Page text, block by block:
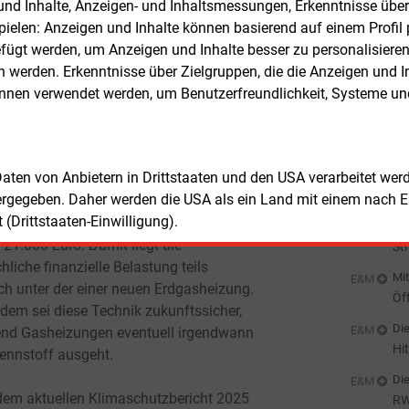
Inhalte, Anzeigen- und Inhaltsmessungen, Erkenntnisse
Anzeigen und Inhalte können basierend auf einem Profil
werden, um Anzeigen und Inhalte besser zu
werden. Erkenntnisse über Zielgruppen, die die Anzeigen und
verwendet werden, um Benutzerfreundlichkeit, Systeme
von Anbietern in Drittstaaten und den USA verarbeitet
Daher werden die USA als ein Land mit einem nach
(Drittstaaten-Einwilligung).
oft nur bei rund 8.000 Euro, doch
und weitere Betriebskosten
die Gesamtkosten deutlich in die
Förderung erheblich. Für viele
sind 50 Prozent Zuschuss
bei geringem Einkommen sogar
Euro. Damit liegt die
finanzielle Belastung teils
unter der einer neuen Erdgasheizung.
sei diese Technik zukunftssicher,
Gasheizungen eventuell irgendwann
ausgeht.
aktuellen Klimaschutzbericht 2025
E&M
E&M
E&M
E&M
E&M